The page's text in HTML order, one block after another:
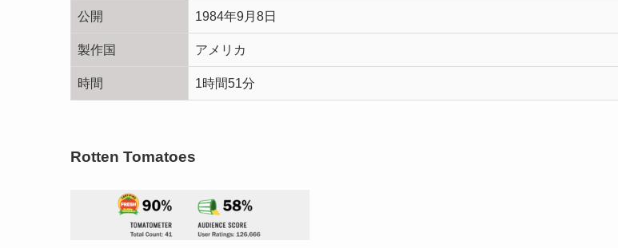
公開 1984年9月8日
製作国 アメリカ
時間 1時間51分
Rotten Tomatoes